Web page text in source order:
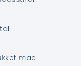
mac